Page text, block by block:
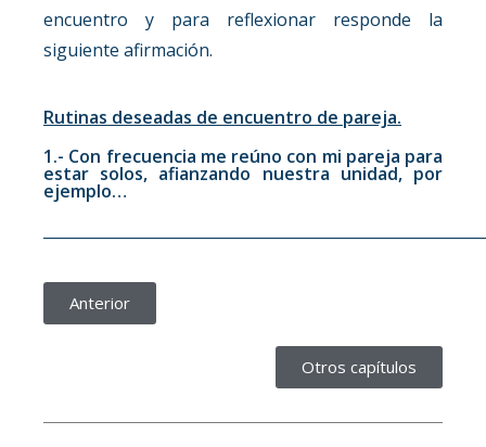
encuentro y para reflexionar responde la
siguiente afirmación.
Rutinas deseadas de encuentro de pareja.
1.- Con frecuencia me reúno con mi pareja para
estar solos, afianzando nuestra unidad, por
ejemplo…
Anterior
Otros capítulos